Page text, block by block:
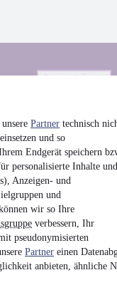
Partner technisch
und so
Endgerät speichern
personalisierte Inhalte und
Anzeigen- und
und
wir so Ihre
verbessern, Ihr
pseudonymisierten
Partner einen
anbieten, ähnliche
App installieren